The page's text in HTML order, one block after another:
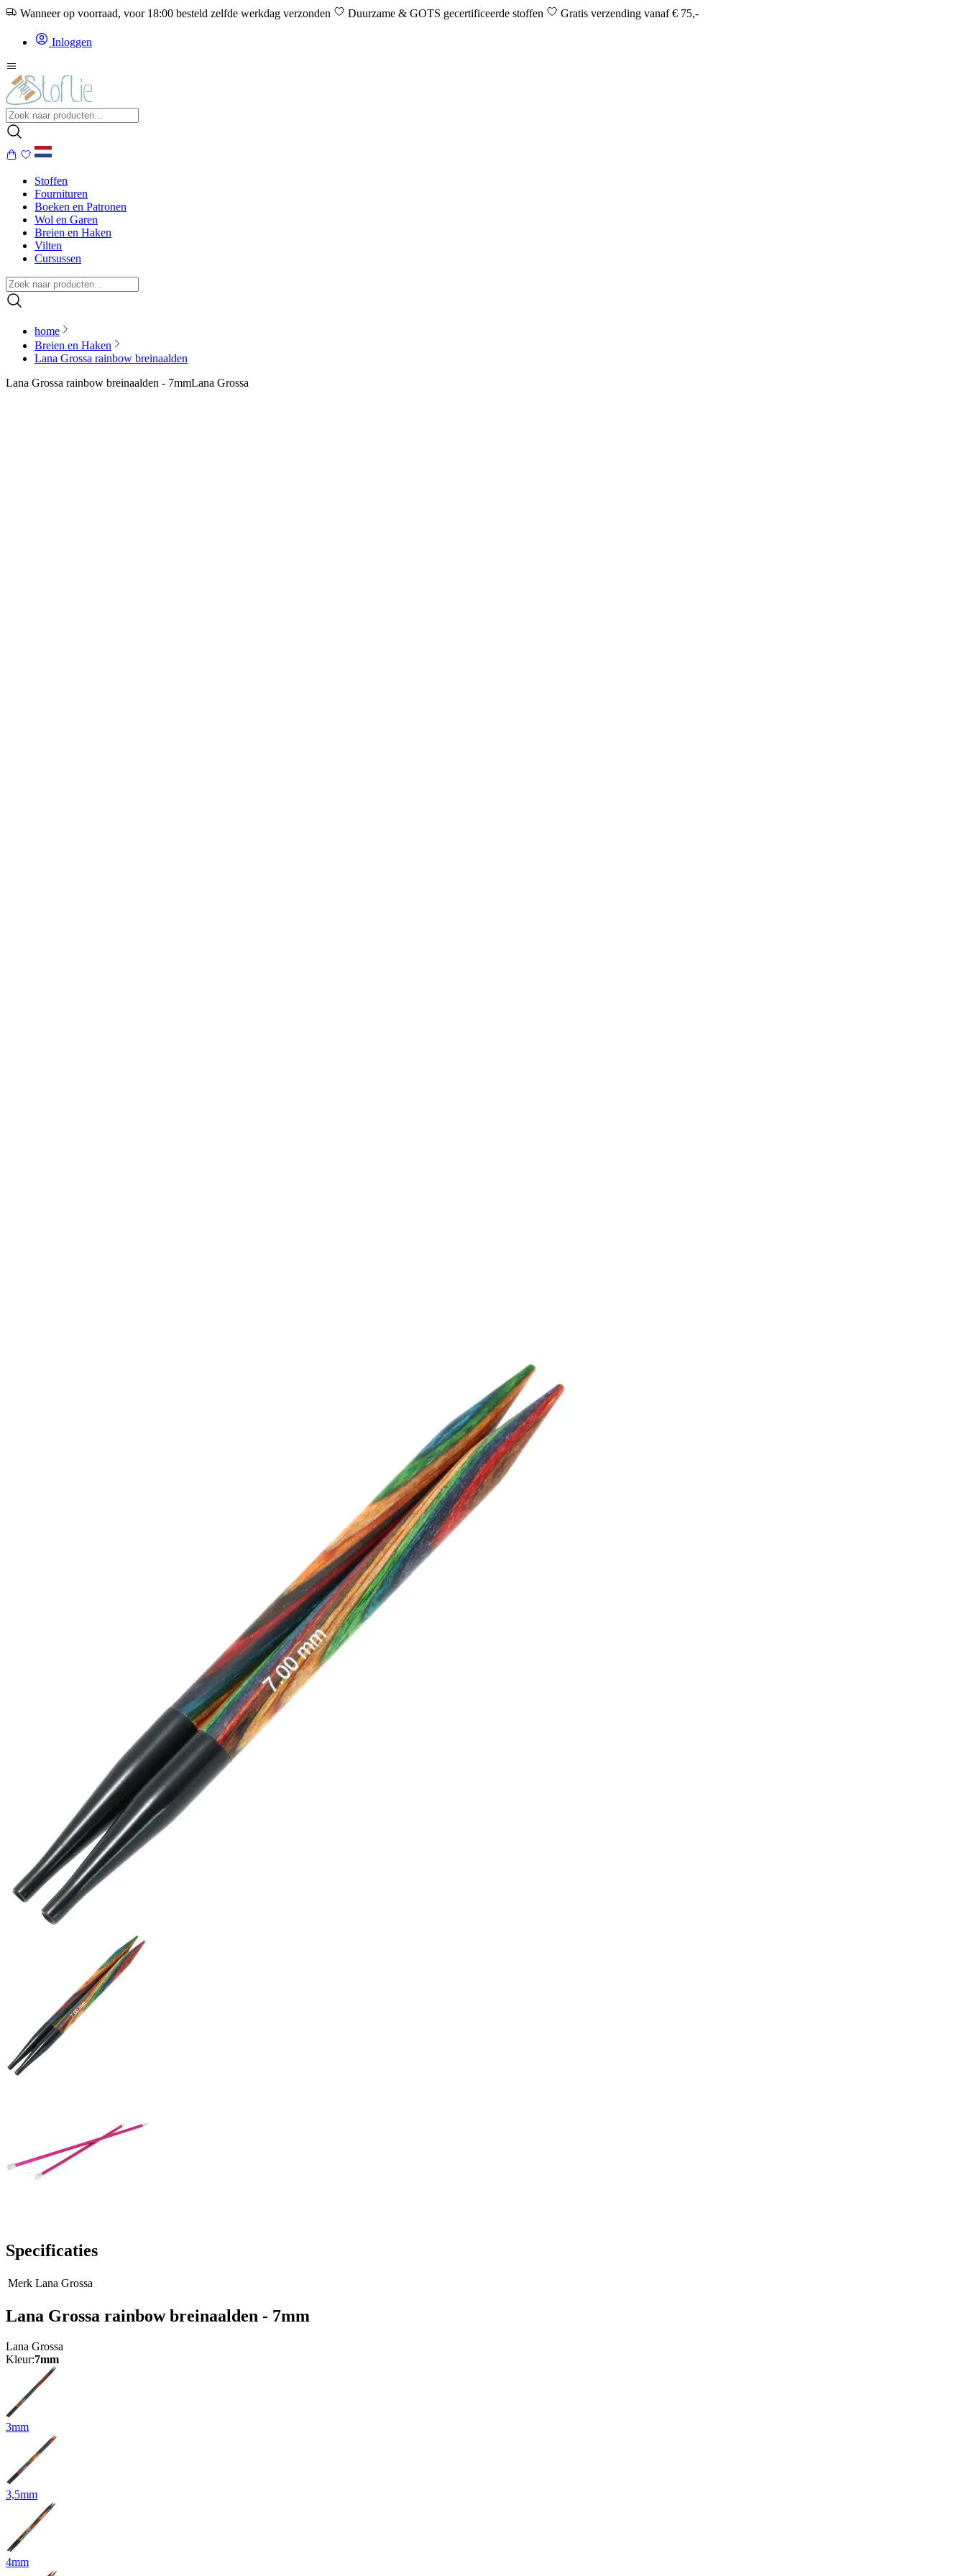
Wanneer op voorraad, voor 18:00 besteld zelfde werkdag verzonden Duurzame & GOTS gecertificeerde stoffen Gratis verzending vanaf € 75,-
Inloggen
Stoffen
Fournituren
Boeken en Patronen
Wol en Garen
Breien en Haken
Vilten
Cursussen
home
Breien en Haken
Lana Grossa rainbow breinaalden
Lana Grossa rainbow breinaalden - 7mmLana Grossa
Specificaties
Merk Lana Grossa
Lana Grossa rainbow breinaalden - 7mm
Lana Grossa
Kleur:7mm
3mm
3,5mm
4mm